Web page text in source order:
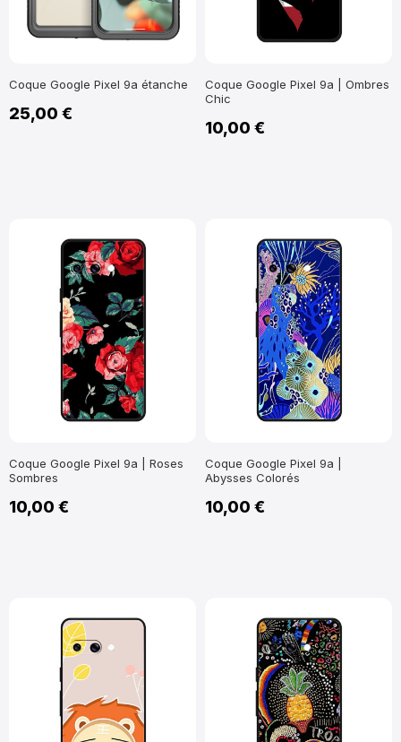
Coque Google Pixel 9a étanche
25,00 €
Coque Google Pixel 9a | Ombres
Chic
10,00 €
Coque Google Pixel 9a | Roses
Sombres
10,00 €
Coque Google Pixel 9a |
Abysses Colorés
10,00 €